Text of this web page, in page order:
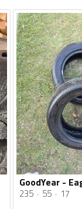
235 55 17